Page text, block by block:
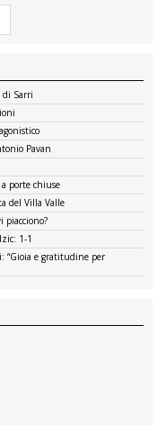
di Sarri
Pavan
a porte chiuse
del Villa Valle
piacciono?
1-1
“Gioia e gratitudine per